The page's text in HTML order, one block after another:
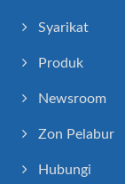
Syarikat
Produk
Newsroom
Zon Pelabur
Hubungi